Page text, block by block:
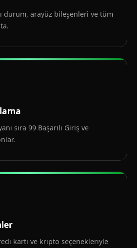
durum, arayüz bileşenleri ve tüm
sıra 99 Başarılı Giriş ve
kartı ve kripto seçenekleriyle